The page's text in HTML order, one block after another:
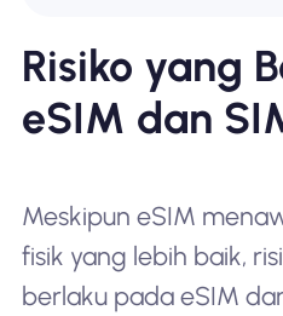
Risiko yang
eSIM dan
Meskipun eSIM
fisik yang lebih baik,
berlaku pada eSIM